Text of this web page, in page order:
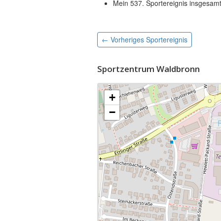
Mein 537. Sportereignis insgesamt
← Vorheriges Sportereignis
Sportzentrum Waldbronn
+
−